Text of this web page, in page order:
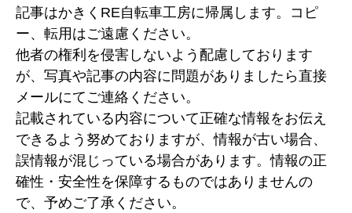
記事はかきくRE自転車工房に帰属します。コピ
ー、転用はご遠慮ください。
他者の権利を侵害しないよう配慮しております
が、写真や記事の内容に問題がありましたら直接
メールにてご連絡ください。
記載されている内容について正確な情報をお伝え
できるよう努めておりますが、情報が古い場合、
誤情報が混じっている場合があります。情報の正
確性・安全性を保障するものではありませんの
で、予めご了承ください。